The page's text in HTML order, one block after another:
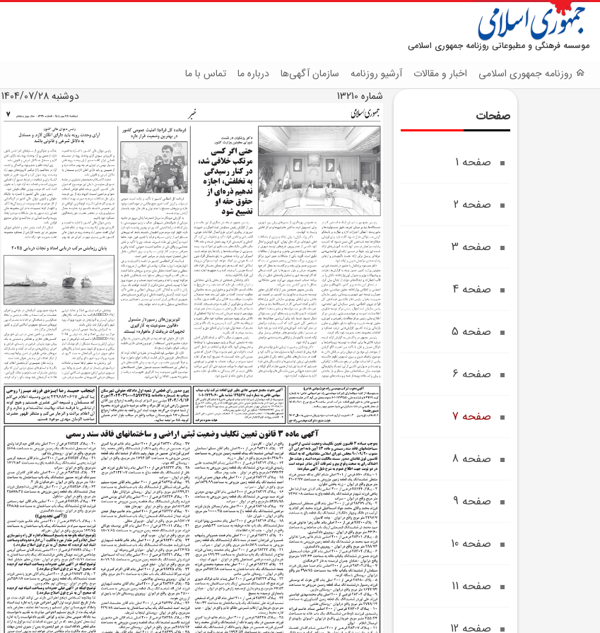
موسسه فرهنگی و مطبوعاتی روزنامه جمهوری اسلامی
روزنامه جمهوری اسلامی اخبار و مقالات آرشیو روزنامه سازمان آگهی‌ها درباره ما تماس با ما
صفحات
صفحه 1
صفحه 2
صفحه 3
صفحه 4
صفحه 5
صفحه 6
صفحه 7
صفحه 8
صفحه 9
صفحه 10
صفحه 11
صفحه 12
شماره 13210 دوشنبه 1404/07/28